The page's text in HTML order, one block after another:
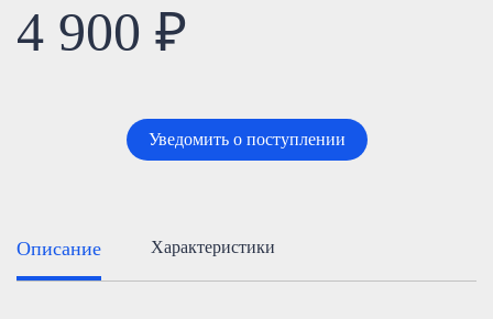
4 900 ₽
Уведомить о поступлении
Описание Характеристики